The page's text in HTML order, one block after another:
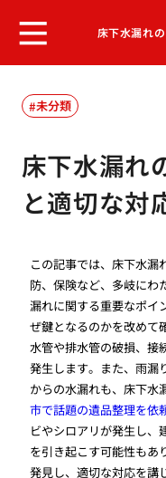
床下水漏れ
未分類
床下水漏れ
と適切な対
この記事では、床下水漏
防、保険など、多岐にわ
漏れに関する重要なポイ
ぜ鍵となるのかを改めて
水管や排水管の破損、接
発生します。また、雨漏
からの水漏れも、床下水
市で話題の遺品整理を依
ビやシロアリが発生し、
を引き起こす可能性もあ
発見し、適切な対応を講